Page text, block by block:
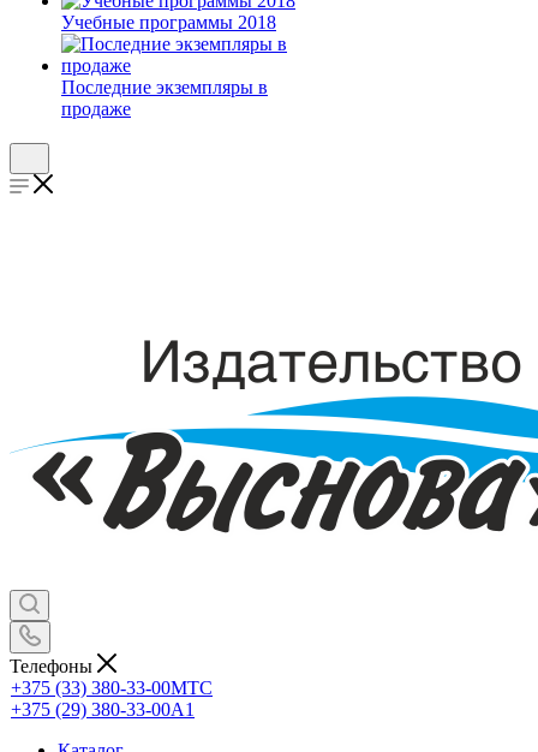
Учебные программы 2018
Последние экземпляры в
продаже
Телефоны
+375 (33) 380-33-00МТС
+375 (29) 380-33-00А1